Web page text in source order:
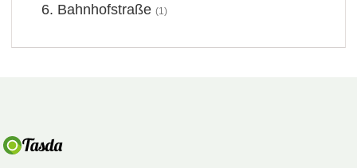
Bahnhofstraße (1)